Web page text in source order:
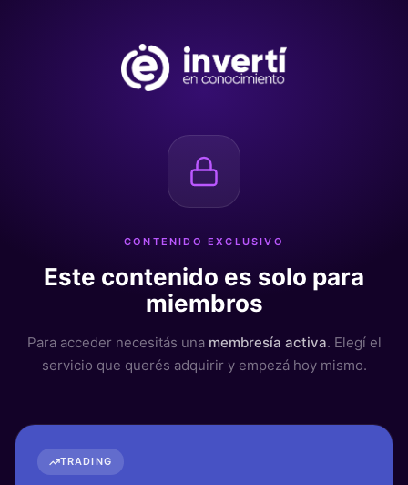
CONTENIDO EXCLUSIVO
Este contenido es solo para
miembros
Para acceder necesitás una membresía activa. Elegí el
servicio que querés adquirir y empezá hoy mismo.
TRADING